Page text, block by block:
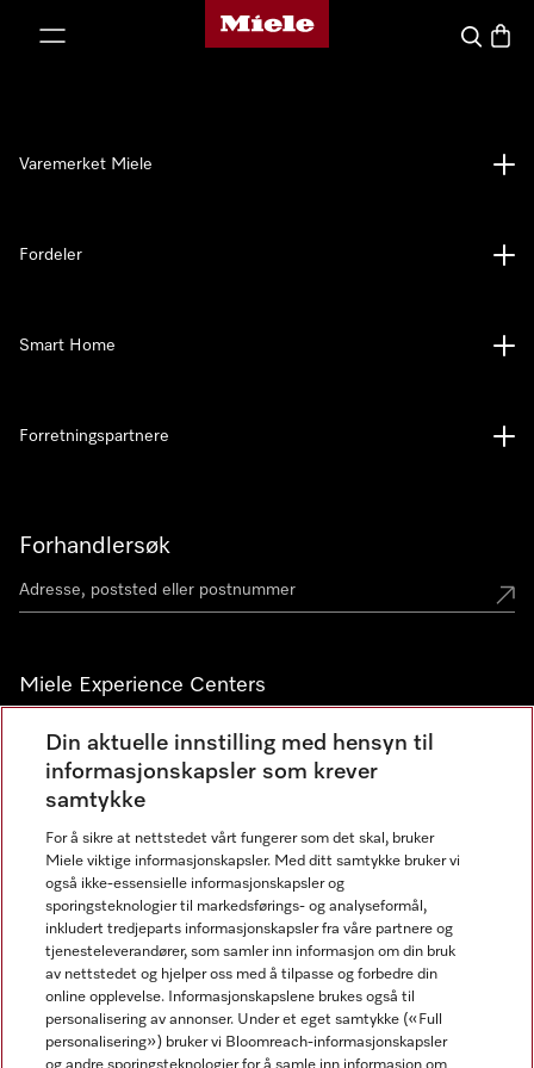
Mieles hjemmeside
Søk
Forhandlersøk
Miele Experience Centers
Miele Experience Center Nesbru
Miele Outlet Nesbru
Nyhetsbrev
Varemerket Miele
Fordeler
Smart Home
Forretningspartnere
Din aktuelle innstilling med hensyn til
informasjonskapsler som krever
samtykke
For å sikre at nettstedet vårt fungerer som det skal, bruker
Miele viktige informasjonskapsler. Med ditt samtykke bruker vi
også ikke-essensielle informasjonskapsler og
sporingsteknologier til markedsførings- og analyseformål,
inkludert tredjeparts informasjonskapsler fra våre partnere og
tjenesteleverandører, som samler inn informasjon om din bruk
av nettstedet og hjelper oss med å tilpasse og forbedre din
online opplevelse. Informasjonskapslene brukes også til
personalisering av annonser. Under et eget samtykke («Full
personalisering») bruker vi Bloomreach-informasjonskapsler